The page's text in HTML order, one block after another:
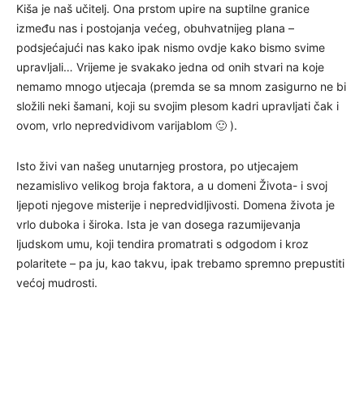
Kiša je naš učitelj. Ona prstom upire na suptilne granice
između nas i postojanja većeg, obuhvatnijeg plana –
podsjećajući nas kako ipak nismo ovdje kako bismo svime
upravljali… Vrijeme je svakako jedna od onih stvari na koje
nemamo mnogo utjecaja (premda se sa mnom zasigurno ne bi
složili neki šamani, koji su svojim plesom kadri upravljati čak i
ovom, vrlo nepredvidivom varijablom 🙂 ).
Isto živi van našeg unutarnjeg prostora, po utjecajem
nezamislivo velikog broja faktora, a u domeni Života- i svoj
ljepoti njegove misterije i nepredvidljivosti. Domena života je
vrlo duboka i široka. Ista je van dosega razumijevanja
ljudskom umu, koji tendira promatrati s odgodom i kroz
polaritete – pa ju, kao takvu, ipak trebamo spremno prepustiti
većoj mudrosti.